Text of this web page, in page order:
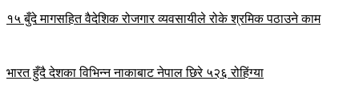
१५ बुँदे मागसहित वैदेशिक रोजगार व्यवसायीले रोके श्रमिक पठाउने काम
भारत हुँदै देशका विभिन्न नाकाबाट नेपाल छिरे ५२६ रोहिंग्या